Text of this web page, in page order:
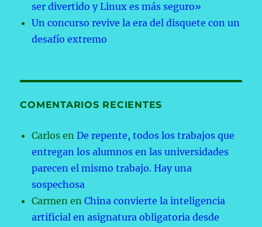
ser divertido y Linux es más seguro»
Un concurso revive la era del disquete con un
desafío extremo
COMENTARIOS RECIENTES
Carlos enDe repente, todos los trabajos que
entregan los alumnos en las universidades
parecen el mismo trabajo. Hay una
sospechosa
Carmen enChina convierte la inteligencia
artificial en asignatura obligatoria desde